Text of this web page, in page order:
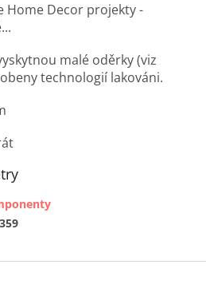
Home Decor projekty -
malé oděrky (viz
technologií lakováni.